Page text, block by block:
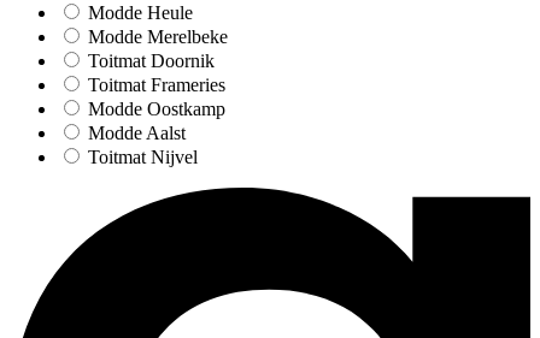
Modde Heule
Modde Merelbeke
Toitmat Doornik
Toitmat Frameries
Modde Oostkamp
Modde Aalst
Toitmat Nijvel